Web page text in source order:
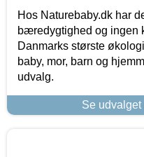
Hos Naturebaby.dk har
bæredygtighed og ingen
Danmarks største
baby, mor, barn og
udvalg.
Se